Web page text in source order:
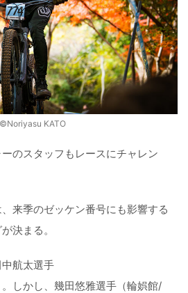
©️Noriyasu KATO
のスタッフもレースにチャレン
来季のゼッケン番号にも影響する
決まる。
航太選手
しかし、幾田悠雅選手（輪娯館/